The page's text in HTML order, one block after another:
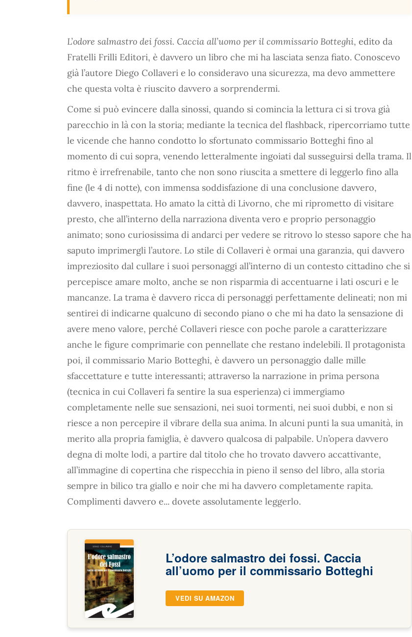
L’odore salmastro dei fossi. Caccia all’uomo per il commissario Botteghi, edito da
Fratelli Frilli Editori, è davvero un libro che mi ha lasciata senza fiato. Conoscevo
già l’autore Diego Collaveri e lo consideravo una sicurezza, ma devo ammettere
che questa volta è riuscito davvero a sorprendermi.
Come si può evincere dalla sinossi, quando si comincia la lettura ci si trova già
parecchio in là con la storia; mediante la tecnica del flashback, ripercorriamo tutte
le vicende che hanno condotto lo sfortunato commissario Botteghi fino al
momento di cui sopra, venendo letteralmente ingoiati dal susseguirsi della trama. Il
ritmo è irrefrenabile, tanto che non sono riuscita a smettere di leggerlo fino alla
fine (le 4 di notte), con immensa soddisfazione di una conclusione davvero,
davvero, inaspettata. Ho amato la città di Livorno, che mi riprometto di visitare
presto, che all’interno della narraziona diventa vero e proprio personaggio
animato; sono curiosissima di andarci per vedere se ritrovo lo stesso sapore che ha
saputo imprimergli l’autore. Lo stile di Collaveri è ormai una garanzia, qui davvero
impreziosito dal cullare i suoi personaggi all’interno di un contesto cittadino che si
percepisce amare molto, anche se non risparmia di accentuarne i lati oscuri e le
mancanze. La trama è davvero ricca di personaggi perfettamente delineati; non mi
sentirei di indicarne qualcuno di secondo piano o che mi ha dato la sensazione di
avere meno valore, perché Collaveri riesce con poche parole a caratterizzare
anche le figure comprimarie con pennellate che restano indelebili. Il protagonista
poi, il commissario Mario Botteghi, è davvero un personaggio dalle mille
sfaccettature e tutte interessanti; attraverso la narrazione in prima persona
(tecnica in cui Collaveri fa sentire la sua esperienza) ci immergiamo
completamente nelle sue sensazioni, nei suoi tormenti, nei suoi dubbi, e non si
riesce a non percepire il vibrare della sua anima. In alcuni punti la sua umanità, in
merito alla propria famiglia, è davvero qualcosa di palpabile. Un’opera davvero
degna di molte lodi, a partire dal titolo che ho trovato davvero accattivante,
all’immagine di copertina che rispecchia in pieno il senso del libro, alla storia
sempre in bilico tra giallo e noir che mi ha davvero completamente rapita.
Complimenti davvero e... dovete assolutamente leggerlo.
L’odore salmastro dei fossi. Caccia
all’uomo per il commissario Botteghi
VEDI SU AMAZON